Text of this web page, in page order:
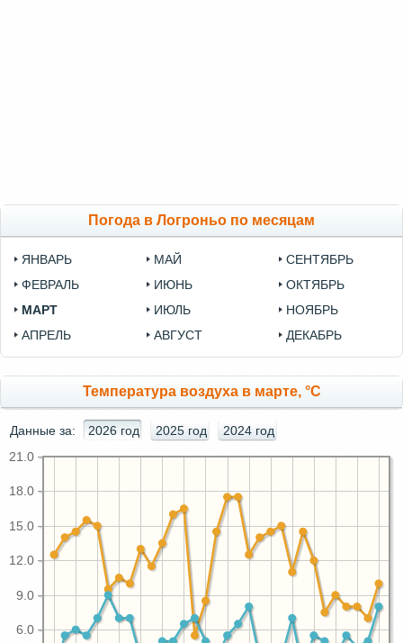
Погода в Логроньо по месяцам
ЯНВАРЬ
ФЕВРАЛЬ
МАРТ
АПРЕЛЬ
МАЙ
ИЮНЬ
ИЮЛЬ
АВГУСТ
СЕНТЯБРЬ
ОКТЯБРЬ
НОЯБРЬ
ДЕКАБРЬ
Температура воздуха в марте, °C
Данные за: 2026 год 2025 год 2024 год
6.0
9.0
12.0
15.0
18.0
21.0